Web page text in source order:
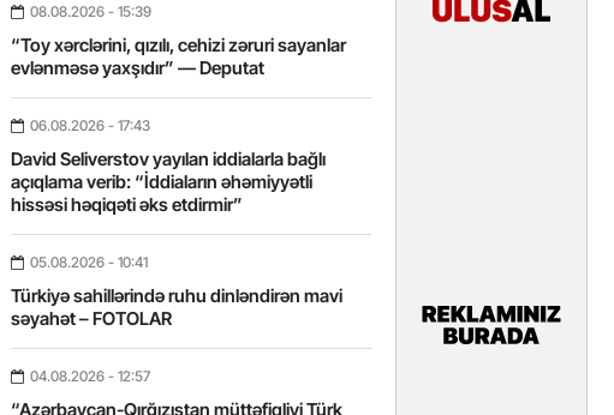
08.08.2026 - 15:39
“Toy xərclərini, qızılı, cehizi zəruri sayanlar
evlənməsə yaxşıdır” — Deputat
06.08.2026 - 17:43
David Seliverstov yayılan iddialarla bağlı
açıqlama verib: “İddiaların əhəmiyyətli
hissəsi həqiqəti əks etdirmir”
05.08.2026 - 10:41
Türkiyə sahillərində ruhu dinləndirən mavi
səyahət – FOTOLAR
04.08.2026 - 12:57
“Azərbaycan-Qırğızıstan müttəfiqliyi Türk